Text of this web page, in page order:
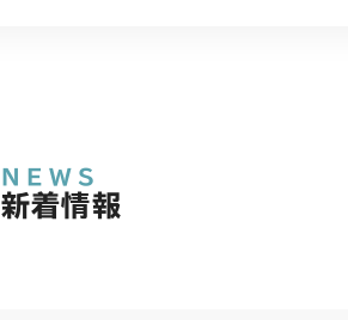
NEWS
新着情報